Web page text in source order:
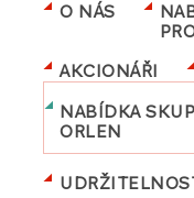
O NÁS
AKCIONÁŘI
NABÍDKA
ORLEN